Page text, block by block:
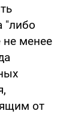
"либо
не менее
от